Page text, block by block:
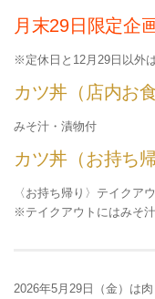
月末29日限定企
※定休日と12月29日以外
カツ丼（店内お食
みそ汁・漬物付
カツ丼（お持ち帰
〈お持ち帰り〉テイクア
※テイクアウトにはみそ
2026年5月29日（金）は